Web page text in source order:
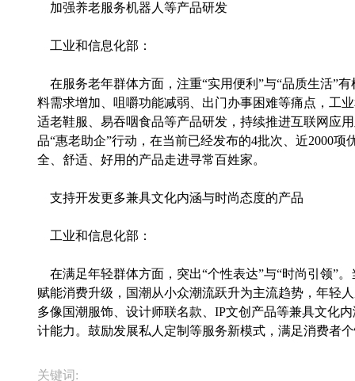
加强养老服务机器人等产品研发
工业和信息化部：
在服务老年群体方面，注重“实用便利”与“品质生活”
料需求增加、咀嚼功能减弱、出门办事困难等痛点，工
适老鞋服、易吞咽食品等产品研发，持续推进互联网应
品“惠老助企”行动，在当前已经发布的4批次、近2000
全、舒适、好用的产品走进寻常百姓家。
支持开发更多兼具文化内涵与时尚态度的产品
工业和信息化部：
在满足年轻群体方面，突出“个性表达”与“时尚引领”
赋能消费升级，国潮从小众潮流跃升为主流趋势，年轻
多像国潮服饰、设计师联名款、IP文创产品等兼具文化
计能力。鼓励发展私人定制等服务新模式，满足消费者
关键词: